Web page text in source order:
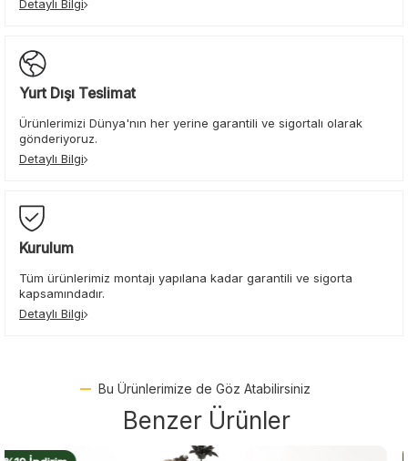
Detaylı Bilgi
Yurt Dışı Teslimat
Ürünlerimizi Dünya'nın her yerine garantili ve sigortalı olarak
gönderiyoruz.
Detaylı Bilgi
Kurulum
Tüm ürünlerimiz montajı yapılana kadar garantili ve sigorta
kapsamındadır.
Detaylı Bilgi
Bu Ürünlerimize de Göz Atabilirsiniz
Benzer Ürünler